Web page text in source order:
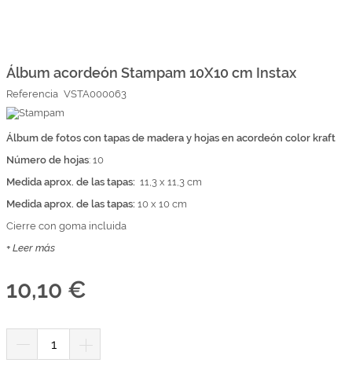
Top Ventas
Somos Kimidori
comienzo
la
galería
de
imágenes
Álbum acordeón Stampam 10X10 cm Instax
Referencia VSTA000063
Álbum de fotos con tapas de madera y hojas en acordeón color kraft
Número de hojas: 10
Medida aprox. de las tapas: 11,3 x 11,3 cm
Medida aprox. de las tapas: 10 x 10 cm
Cierre con goma incluida
+ Leer más
10,10 €